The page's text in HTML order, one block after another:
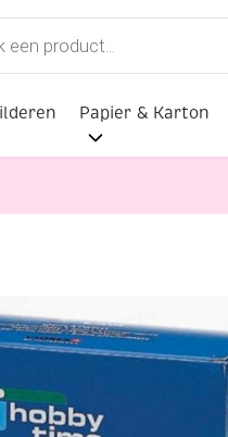
Papier & Karton
alginaatpoeder 500